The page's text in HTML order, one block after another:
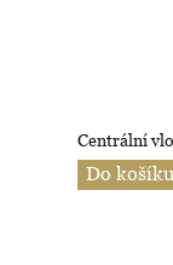
Centrální
Do košíku